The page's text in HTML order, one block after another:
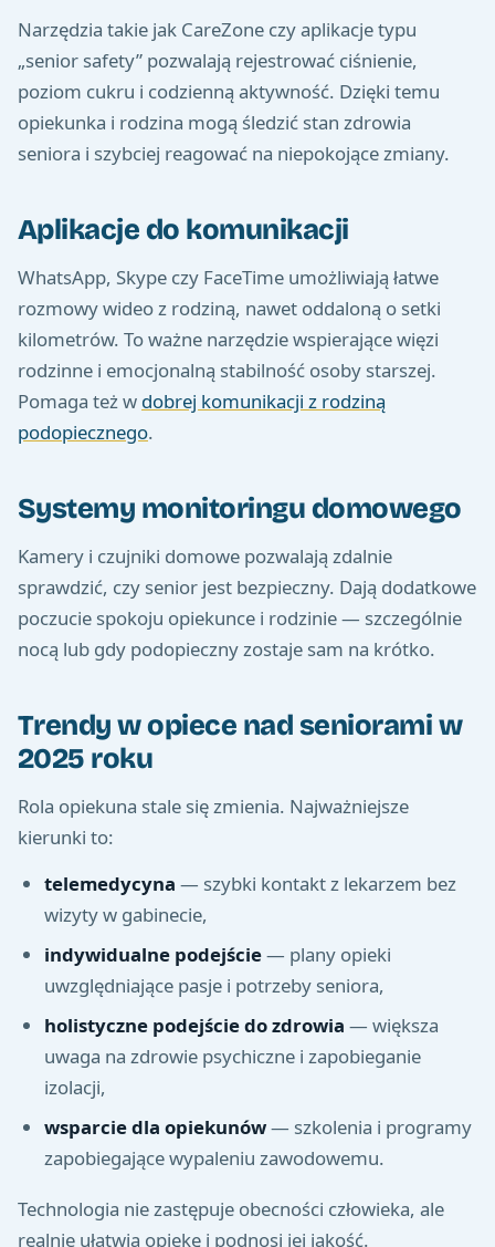
Narzędzia takie jak CareZone czy aplikacje typu
„senior safety” pozwalają rejestrować ciśnienie,
poziom cukru i codzienną aktywność. Dzięki temu
opiekunka i rodzina mogą śledzić stan zdrowia
seniora i szybciej reagować na niepokojące zmiany.
Aplikacje do komunikacji
WhatsApp, Skype czy FaceTime umożliwiają łatwe
rozmowy wideo z rodziną, nawet oddaloną o setki
kilometrów. To ważne narzędzie wspierające więzi
rodzinne i emocjonalną stabilność osoby starszej.
Pomaga też w dobrej komunikacji z rodziną
podopiecznego.
Systemy monitoringu domowego
Kamery i czujniki domowe pozwalają zdalnie
sprawdzić, czy senior jest bezpieczny. Dają dodatkowe
poczucie spokoju opiekunce i rodzinie — szczególnie
nocą lub gdy podopieczny zostaje sam na krótko.
Trendy w opiece nad seniorami w
2025 roku
Rola opiekuna stale się zmienia. Najważniejsze
kierunki to:
telemedycyna — szybki kontakt z lekarzem bez
wizyty w gabinecie,
indywidualne podejście— plany opieki
uwzględniające pasje i potrzeby seniora,
holistyczne podejście do zdrowia — większa
uwaga na zdrowie psychiczne i zapobieganie
izolacji,
wsparcie dla opiekunów— szkolenia i programy
zapobiegające wypaleniu zawodowemu.
Technologia nie zastępuje obecności człowieka, ale
realnie ułatwia opiekę i podnosi jej jakość.